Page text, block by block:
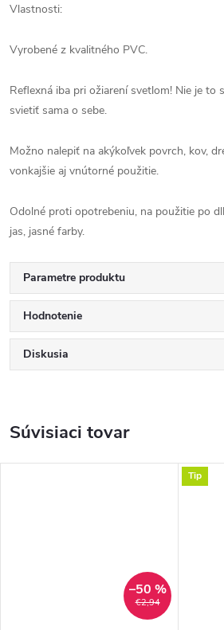
Vlastnosti:
Vyrobené z kvalitného PVC.
Reflexná iba pri ožiarení svetlom! Nie je to
svietiť sama o sebe.
Možno nalepiť na akýkoľvek povrch, kov,
vonkajšie aj vnútorné použitie.
Odolné proti opotrebeniu, na použitie po
jas, jasné farby.
Parametre produktu
Hodnotenie
Diskusia
Súvisiaci tovar
€2,94
–50 %
Tip